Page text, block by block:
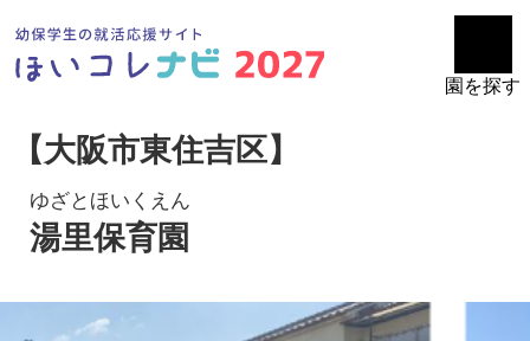
園を探す
【大阪市東住吉区】
ゆざとほいくえん
湯里保育園